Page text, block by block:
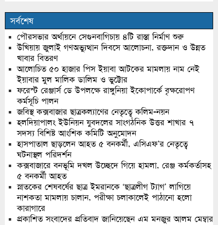
সর্বশেষ
পৌরসভার অর্থায়নে সেগুনবাগিচায় ৪টি রাস্তা নির্মাণ শুরু
উখিয়ায় জুলাই গণঅভ্যুত্থান দিবসে আলোচনা, রক্তদান ও উন্নত
খাবার বিতরণ
আলোচিত ৫০ হাজার পিস ইয়াবা আটকের মামলায় নাম নেই
ইয়াবার মুল মালিক ডালিম ও ভুট্টোর
ফরেস্ট রেঞ্জার্স ডে উপলক্ষে রাঙ্গুনিয়া ইকোপার্কে বৃক্ষরোপণ
কর্মসূচি পালন
জবিস্থ কক্সবাজার ছাত্রকল্যাণের নেতৃত্বে কলিম-নয়ন
হলদিয়াপালং ইউনিয়ন যুবদলের সাংগঠনিক উত্তর শাখার ৭
সদস্য বিশিষ্ট আংশিক কমিটি অনুমোদন
হাসপাতাল ছাড়লেন আহত ৫ বনকর্মী, এসিএফ’র নেতৃত্বে
ঘটনাস্থল পরিদর্শন
কক্সবাজারে বনভূমি দখল উচ্ছেদে গিয়ে হামলা, রেঞ্জ কর্মকর্তাসহ
৫ বনকর্মী আহত
স্নাতকের শেষবর্ষের ছাত্র ইমরানকে ‘ছাত্রলীগ ট্যাগ’ লাগিয়ে
নাশকতা মামলায় চালান, পরীক্ষা চলাকালেই পাঠানো হলো
কারাগারে
প্রকাশিত সংবাদের প্রতিবাদ জানিয়েছেন এম মনজুর আলম মেম্বার